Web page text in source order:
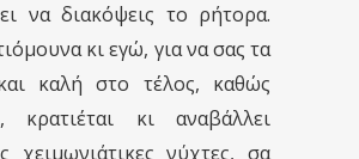
να διακόψεις το ρήτορα.
κι εγώ, για να σας τα
καλή στο τέλος, καθώς
κρατιέται κι αναβάλλει
χειμωνιάτικες νύχτες, σα